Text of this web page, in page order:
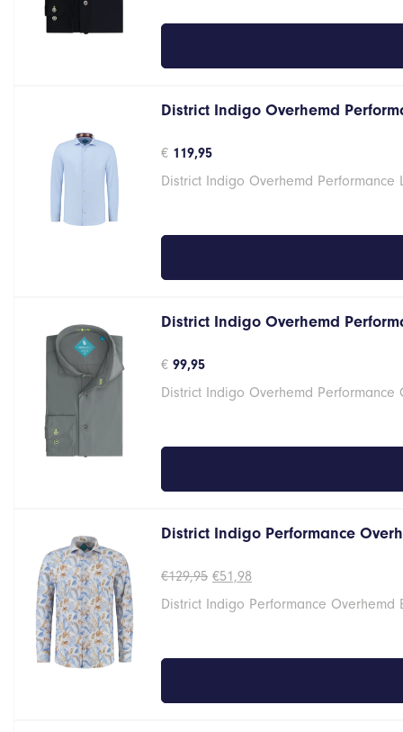
District Indigo Overhemd
€ 119,95
District Indigo Overhemd Performance
District Indigo Overhemd
€ 99,95
District Indigo Overhemd Performance
District Indigo Performance
€129,95 Oorspronkelijke
was:
€51,98Huidige
is:
District Indigo Performance Overhemd